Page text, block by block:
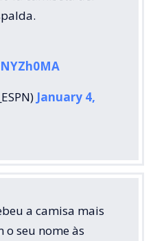
January 4,
a camisa mais
seu nome às